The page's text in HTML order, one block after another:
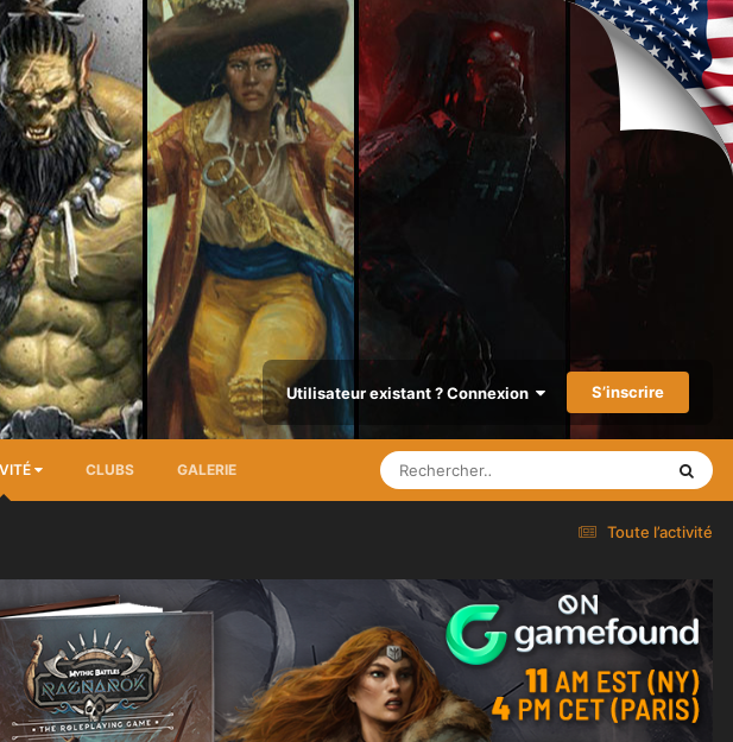
Utilisateur existant ? Connexion S’inscrire
CLUBS GALERIE
Toute l’activité